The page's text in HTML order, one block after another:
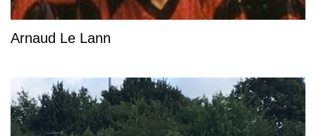
Arnaud Le Lann